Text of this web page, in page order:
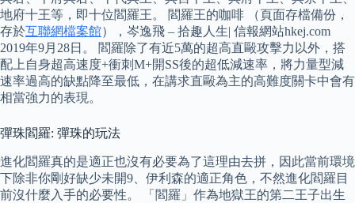
地府十王等，即十位閻羅王。 閻羅王的咖啡 （頁面存檔備份，
存於互聯網檔案館），岑逸飛 – 拾趣人生| 信報網站hkej.com
2019年9月28日。 閻羅除了有近5萬的超高直毆攻擊力以外，搭
配上自身超高速度+衝刺M+開SS後的超低減速率，將力量型減
速率過高的缺點降至最低，在講求直毆為主的高難度關卡中會有
相當強力的表現。
彈珠閻羅: 彈珠的玩法
進化閻羅真的是適正也沒有必要為了這理由去拼，因此當前環境
下除非你剛好缺少未開9、伊利森的適正角色，不然進化閻羅目
前沒什麼入手的必要性。 「閻羅」作為地獄王的第二王子出生